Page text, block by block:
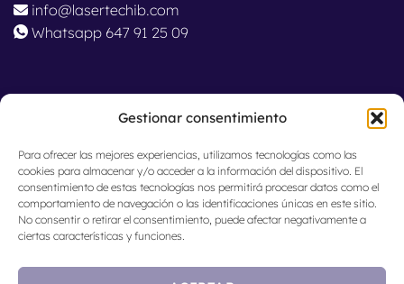
Gestionar consentimiento
Para ofrecer las mejores experiencias, utilizamos tecnologías como las
cookies para almacenar y/o acceder a la información del dispositivo. El
consentimiento de estas tecnologías nos permitirá procesar datos como el
comportamiento de navegación o las identificaciones únicas en este sitio.
No consentir o retirar el consentimiento, puede afectar negativamente a
ciertas características y funciones.
info@lasertechib.com
Whatsapp 647 91 25 09